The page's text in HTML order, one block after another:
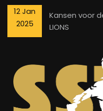
12 Jan
2025
Kansen voor
LIONS